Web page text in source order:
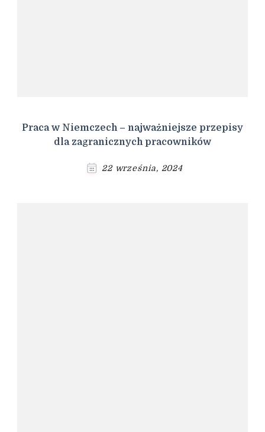
Praca w Niemczech – najważniejsze przepisy
dla zagranicznych pracowników
22 września, 2024